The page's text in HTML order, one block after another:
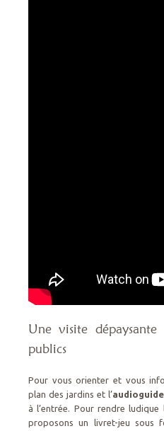
Une visite
publics
Pour vous orienter et vous
plan des jardins et l’
à l’entrée. Pour rendre
proposons un livret-jeu sous